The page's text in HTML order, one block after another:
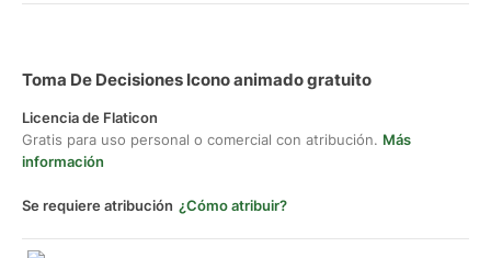
Toma De Decisiones Icono animado gratuito
Licencia de Flaticon
Gratis para uso personal o comercial con atribución. Más
información
Se requiere atribución ¿Cómo atribuir?